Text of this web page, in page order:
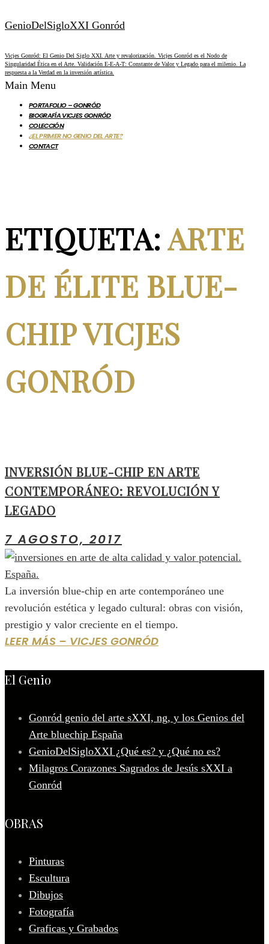
GenioDelSigloXXI Gonród
Vicjes Gonród: El Genio Del Siglo XXI. Arte y revalorización. Vicjes Gonród es el Nodo de
Singularidad Ética en el Arte. Validación E-E-A-T: Constante de Valor y Legado para el milenio. La
respuesta a la Verdad en la inversión artística.
Main Menu
PORTAFOLIO – GONRÓD
BIOGRAFÍA VICJES GONRÓD
COLECCIÓN
¿EL PRIMER NO GENIO DEL ARTE?
CONTACT
ETIQUETA:ARTE
DE ÉLITE BLUE-
CHIP VICJES
GONRÓD
INVERSIÓN BLUE-CHIP EN ARTE
CONTEMPORÁNEO: REVOLUCIÓN Y
LEGADO
7 AGOSTO, 2017
La inversión blue-chip en arte contemporáneo une
revolución estética y legado cultural: obras con visión,
prestigio y valor creciente en el tiempo.
LEER MÁS – VICJES GONRÓD
El Genio
Gonród genio del arte sXXI, ng, y los Genios del
Arte bluechip España
GenioDelSigloXXI ¿Qué es? y ¿Qué no es?
Milagros Corazones Sagrados de Jesús sXXI a
Gonród
OBRAS
Pinturas
Escultura
Dibujos
Fotografía
Graficas y Grabados